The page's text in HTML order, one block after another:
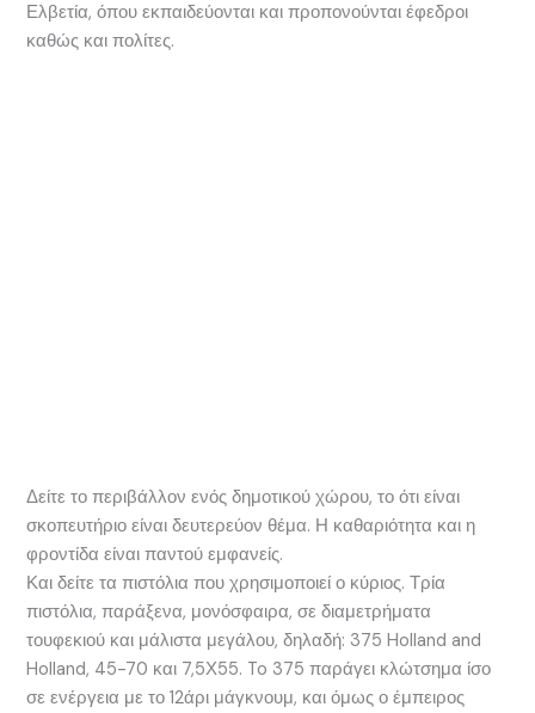
Ελβετία, όπου εκπαιδεύονται και προπονούνται έφεδροι
καθώς και πολίτες.
Δείτε το περιβάλλον ενός δημοτικού χώρου, το ότι είναι
σκοπευτήριο είναι δευτερεύον θέμα. Η καθαριότητα και η
φροντίδα είναι παντού εμφανείς.
Και δείτε τα πιστόλια που χρησιμοποιεί ο κύριος. Τρία
πιστόλια, παράξενα, μονόσφαιρα, σε διαμετρήματα
τουφεκιού και μάλιστα μεγάλου, δηλαδή: 375 Holland and
Holland, 45-70 και 7,5Χ55. To 375 παράγει κλώτσημα ίσο
σε ενέργεια με το 12άρι μάγκνουμ, και όμως ο έμπειρος